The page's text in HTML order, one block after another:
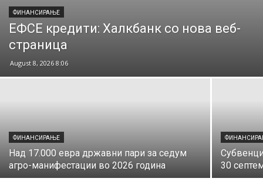
ФИНАНСИРАЊЕ
ЕФСЕ кредити: Халкбанк со нова веб-
страница
August 8, 2026 8:06
ФИНАНСИРАЊЕ
Над 17.000 евра државни пари за седум
агро-манифестации во 2026 година
30